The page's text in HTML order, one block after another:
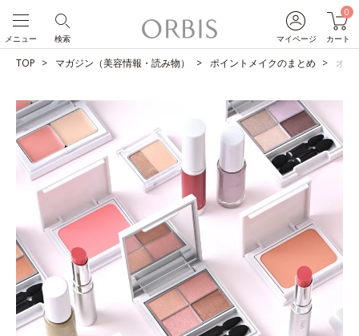
マイページ
0
カート
検索
メニュー
TOP マガジン（美容情報・読み物） ポイントメイクのまとめ オル